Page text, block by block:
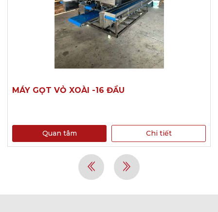
MÁY GỌT VỎ XOÀI -16 ĐẦU
Quan tâm Chi tiết